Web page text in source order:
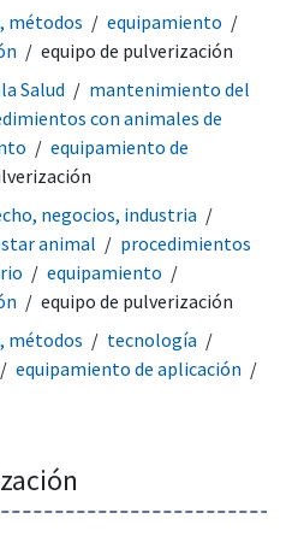
métodos
equipamiento
equipo de pulverización
Salud
mantenimiento del
con animales de
equipamiento de
negocios, industria
animal
procedimientos
equipamiento
equipo de pulverización
métodos
tecnología
equipamiento de aplicación